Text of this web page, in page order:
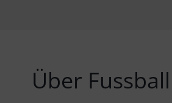
Über Fussball